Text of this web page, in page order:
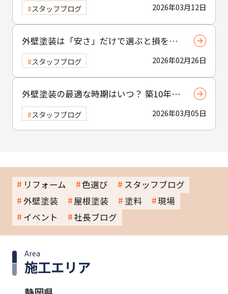
る成功の秘訣
2026年03月12日
スタッフブログ
外壁塗装は「安さ」だけで選ぶと損をす
る？ 適正価格で費用を抑える賢い選び方2026年02月26日
スタッフブログ
外壁塗装の最適な時期はいつ？ 築10年は
あくまで目安！ プロが教える失敗しない
見極め術
2026年03月05日
スタッフブログ
リフォーム 色選び
スタッフブログ
外壁塗装
屋根塗装 塗料
現場
イベント
社長ブログ
施工エリア
Area